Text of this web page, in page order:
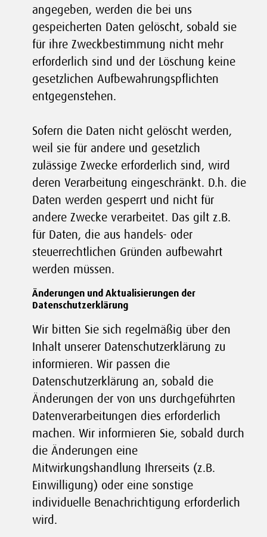
angegeben, werden die bei uns
gespeicherten Daten gelöscht, sobald sie
für ihre Zweckbestimmung nicht mehr
erforderlich sind und der Löschung keine
gesetzlichen Aufbewahrungspflichten
entgegenstehen.
Sofern die Daten nicht gelöscht werden,
weil sie für andere und gesetzlich
zulässige Zwecke erforderlich sind, wird
deren Verarbeitung eingeschränkt. D.h. die
Daten werden gesperrt und nicht für
andere Zwecke verarbeitet. Das gilt z.B.
für Daten, die aus handels- oder
steuerrechtlichen Gründen aufbewahrt
werden müssen.
Änderungen und Aktualisierungen der
Datenschutzerklärung
Wir bitten Sie sich regelmäßig über den
Inhalt unserer Datenschutzerklärung zu
informieren. Wir passen die
Datenschutzerklärung an, sobald die
Änderungen der von uns durchgeführten
Datenverarbeitungen dies erforderlich
machen. Wir informieren Sie, sobald durch
die Änderungen eine
Mitwirkungshandlung Ihrerseits (z.B.
Einwilligung) oder eine sonstige
individuelle Benachrichtigung erforderlich
wird.